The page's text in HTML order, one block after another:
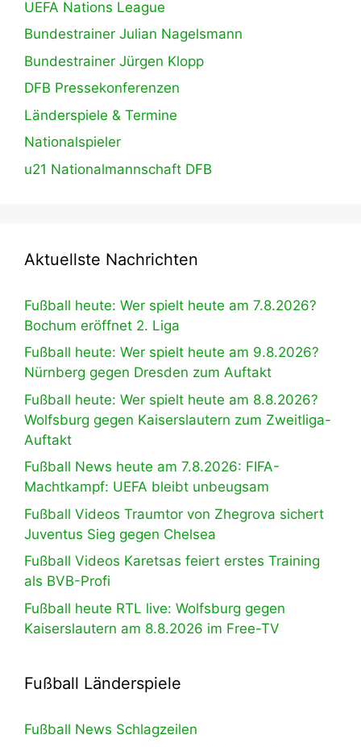
UEFA Nations League
Bundestrainer Julian Nagelsmann
Bundestrainer Jürgen Klopp
DFB Pressekonferenzen
Länderspiele & Termine
Nationalspieler
u21 Nationalmannschaft DFB
Aktuellste Nachrichten
Fußball heute: Wer spielt heute am 7.8.2026?
Bochum eröffnet 2. Liga
Fußball heute: Wer spielt heute am 9.8.2026?
Nürnberg gegen Dresden zum Auftakt
Fußball heute: Wer spielt heute am 8.8.2026?
Wolfsburg gegen Kaiserslautern zum Zweitliga-
Auftakt
Fußball News heute am 7.8.2026: FIFA-
Machtkampf: UEFA bleibt unbeugsam
Fußball Videos Traumtor von Zhegrova sichert
Juventus Sieg gegen Chelsea
Fußball Videos Karetsas feiert erstes Training
als BVB-Profi
Fußball heute RTL live: Wolfsburg gegen
Kaiserslautern am 8.8.2026 im Free-TV
Fußball Länderspiele
Fußball News Schlagzeilen